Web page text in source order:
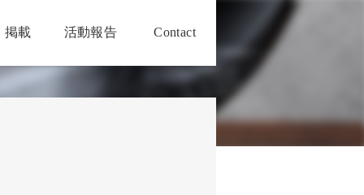
掲載 活動報告 Contact